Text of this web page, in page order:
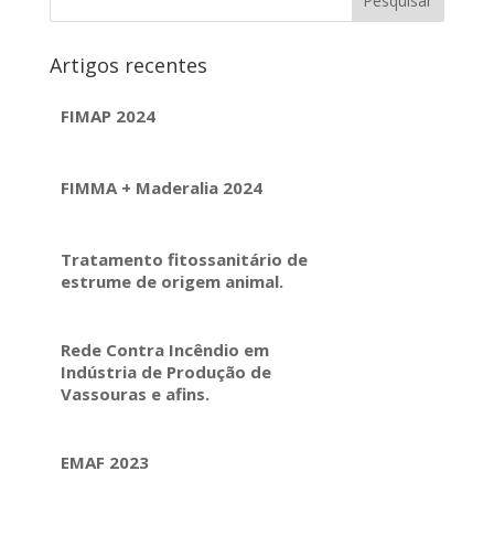
Artigos recentes
FIMAP 2024
FIMMA + Maderalia 2024
Tratamento fitossanitário de
estrume de origem animal.
Rede Contra Incêndio em
Indústria de Produção de
Vassouras e afins.
EMAF 2023